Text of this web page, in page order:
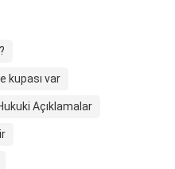
kupası var
Açıklamalar